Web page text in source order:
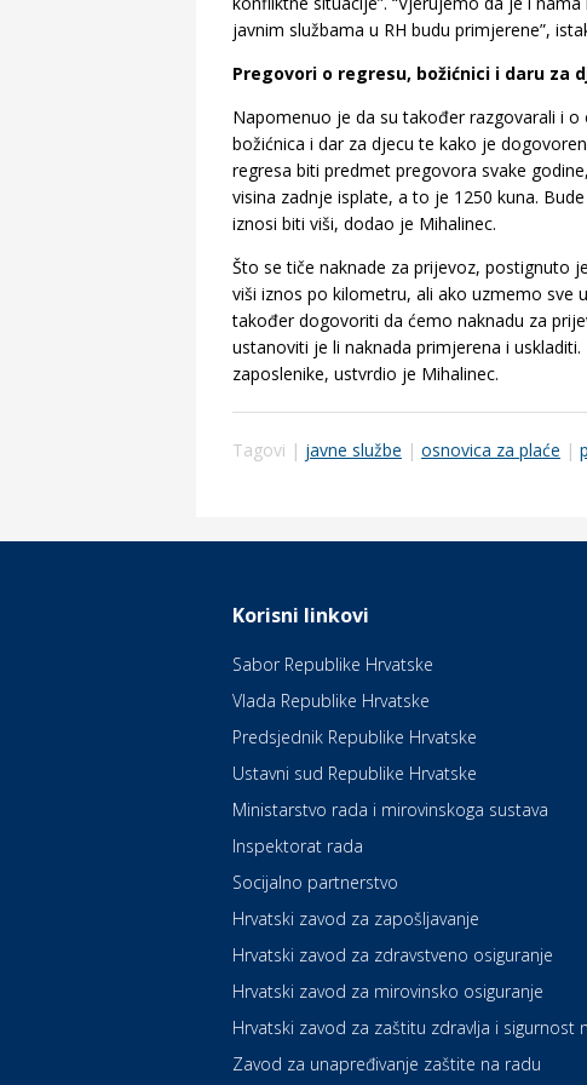
javnim službama u RH budu primjerene”,
Pregovori o regresu, božićnici i daru za
Napomenuo je da su također razgovarali i
božićnica i dar za djecu te kako je
regresa biti predmet pregovora svake
visina zadnje isplate, a to je 1250 kuna.
iznosi biti viši, dodao je Mihalinec.
Što se tiče naknade za prijevoz, postignuto
viši iznos po kilometru, ali ako uzmemo sve
također dogovoriti da ćemo naknadu za
ustanoviti je li naknada primjerena i
zaposlenike, ustvrdio je Mihalinec.
Tagovi | javne službe | osnovica za plaće |
Korisni linkovi
Sabor Republike Hrvatske
Vlada Republike Hrvatske
Predsjednik Republike Hrvatske
Ustavni sud Republike Hrvatske
Ministarstvo rada i mirovinskoga sustava
Inspektorat rada
Socijalno partnerstvo
Hrvatski zavod za zapošljavanje
Hrvatski zavod za zdravstveno osiguranje
Hrvatski zavod za mirovinsko osiguranje
Hrvatski zavod za zaštitu zdravlja i sigurnost
Zavod za unapređivanje zaštite na radu